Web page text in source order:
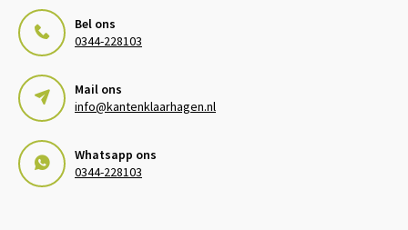
Bel ons
0344-228103
Mail ons
info@kantenklaarhagen.nl
Whatsapp ons
0344-228103